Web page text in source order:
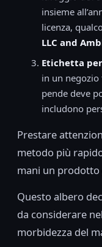
insieme
licenza,
LLC and
Etichetta
in un negozio
pende deve
includono
Prestare
metodo più
mani un prodotto
Questo albero
da considerare
morbidezza del